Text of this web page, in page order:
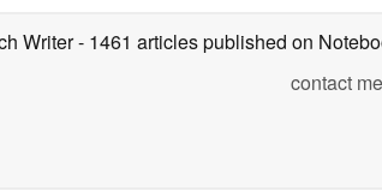
vulnerabilidad de
seguridad
Writer- 1461 articles published on
contact